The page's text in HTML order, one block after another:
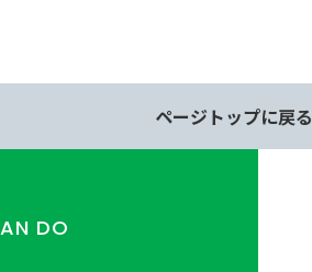
ページトップに戻る
DO